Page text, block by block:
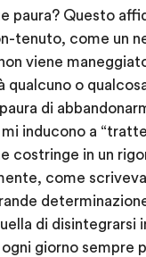
paura? Questo
tenuto, come un
viene
qualcuno o
di
inducono a
costringe in un
come
di
giorno